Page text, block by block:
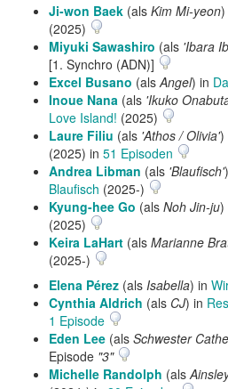
Ji-won Baek (als Kim Mi-yeon)
(2025)
Miyuki Sawashiro (als 'Ibara
[1. Synchro (ADN)]
Excel Busano (als Angel) in
Inoue Nana (als 'Ikuko
Love Island! (2025)
Laure Filiu (als 'Athos / Olivia')
(2025) in 51 Episoden
Andrea Libman (als 'Blaufisch'
Blaufisch (2025-)
Kyung-hee Go (als Noh Jin-ju)
(2025)
Keira LaHart (als Marianne
(2025-)
Elena Pérez (als Isabella) in
Cynthia Aldrich (als CJ) in
1 Episode
Eden Lee (als Schwester
Episode "3"
Michelle Randolph (als